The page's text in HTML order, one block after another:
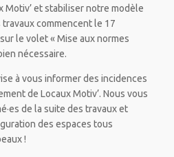
Motiv’ et stabiliser notre modèle
commencent le 17
le volet « Mise aux normes
nécessaire.
à vous informer des incidences
de Locaux Motiv’. Nous vous
de la suite des travaux et
des espaces tous
!